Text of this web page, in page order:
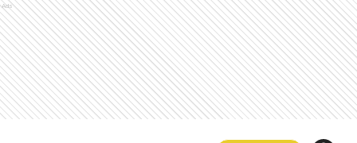
Ads